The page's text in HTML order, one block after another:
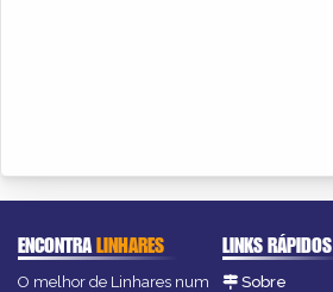
ENCONTRALINHARES
O melhor de Linhares num
LINKS RÁPIDOS
Sobre